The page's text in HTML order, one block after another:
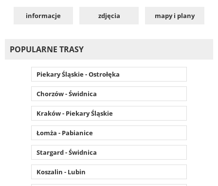
informacje zdjęcia mapy i plany
POPULARNE TRASY
Piekary Śląskie - Ostrołęka
Chorzów - Świdnica
Kraków - Piekary Śląskie
Łomża - Pabianice
Stargard - Świdnica
Koszalin - Lubin